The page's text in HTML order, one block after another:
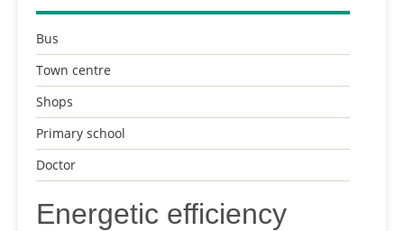
Bus
Town centre
Shops
Primary school
Doctor
Energetic efficiency